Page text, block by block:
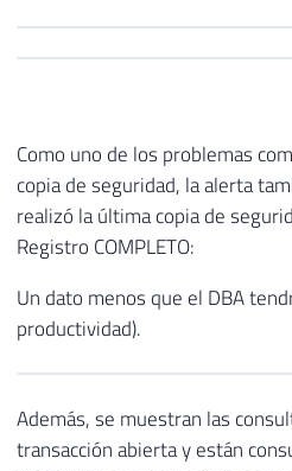
Como uno de los problemas
copia de seguridad, la alerta
realizó la última copia de
Registro COMPLETO:
Un dato menos que el DBA
productividad).
Además, se muestran las
transacción abierta y están